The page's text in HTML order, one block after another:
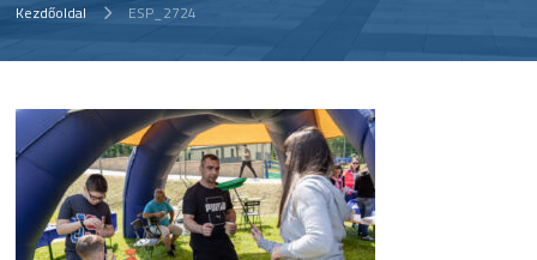
Kezdőoldal ESP_2724